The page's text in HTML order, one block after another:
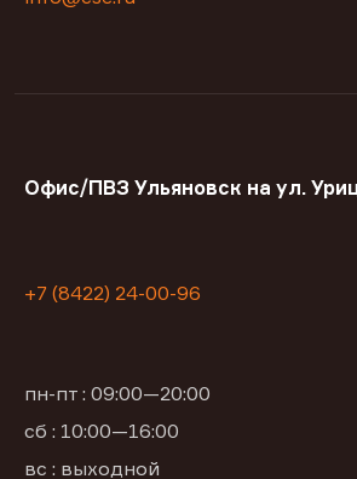
Офис/ПВЗ Ульяновск на ул.
+7 (8422) 24-00-96
пн-пт : 09:00—20:00
сб : 10:00—16:00
вс : выходной